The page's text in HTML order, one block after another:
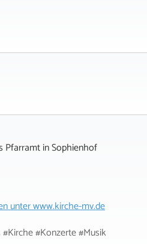
PfarramtinSophienhof
unterwww.kirche-mv.de
#Konzerte #Musik